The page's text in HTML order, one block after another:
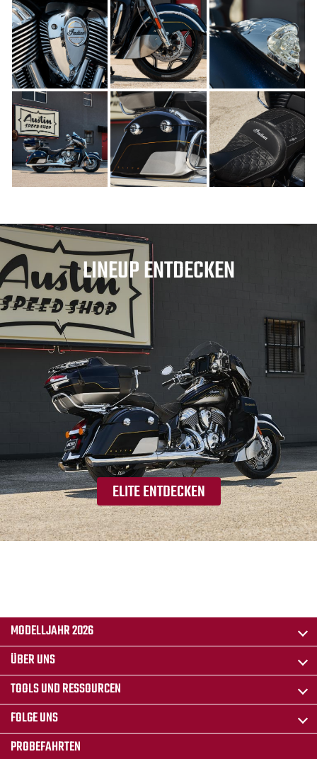
LINEUP ENTDECKEN
ELITE ENTDECKEN
MODELLJAHR 2026
ÜBER UNS
TOOLS UND RESSOURCEN
FOLGE UNS
PROBEFAHRTEN